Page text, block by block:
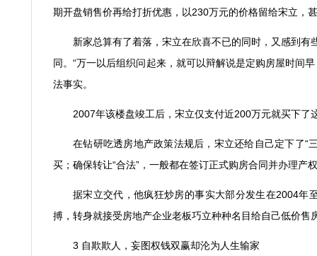
期开盘销售价再给打折优惠，以230万元的价格留给宋立，
新家总算有了着落，宋立在欣喜不已的同时，又感到
同。“万一以后组织问起来，就可以辩解说是定购房屋时间
法事实。
2007年该楼盘竣工后，宋立仅支付近200万元就买下了
在钻研吃透房地产政策法规后，宋立还给自己定下了“
买；确保转让“合法” ，一般都在签订正式购房合同并办理产
据宋立交代，他疯狂炒房的事实大部分发生在2004年
搏，转身就接受房地产企业老板巧立种种名目给自己低价售
3 自欺欺人，妄图权钱双赢却沦为人生输家